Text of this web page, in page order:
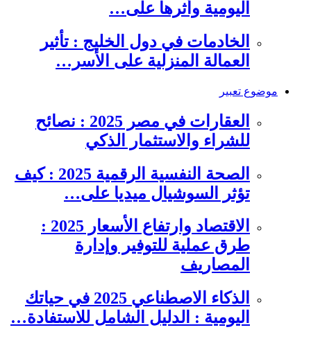
اليومية وأثرها على…
الخادمات في دول الخليج : تأثير
العمالة المنزلية على الأسر…
موضوع تعبير
العقارات في مصر 2025 : نصائح
للشراء والاستثمار الذكي
الصحة النفسية الرقمية 2025 : كيف
تؤثر السوشيال ميديا على…
الاقتصاد وارتفاع الأسعار 2025 :
طرق عملية للتوفير وإدارة
المصاريف
الذكاء الاصطناعي 2025 في حياتك
اليومية : الدليل الشامل للاستفادة…